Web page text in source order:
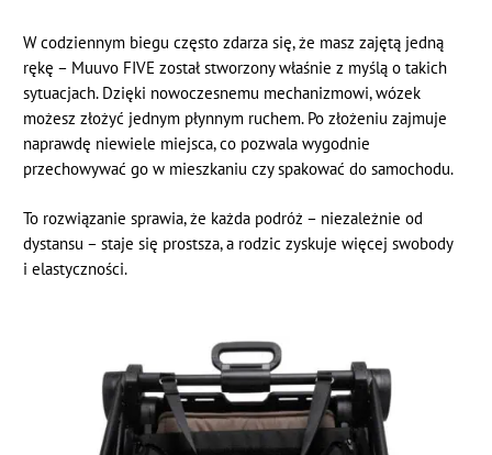
W codziennym biegu często zdarza się, że masz zajętą jedną
rękę – Muuvo FIVE został stworzony właśnie z myślą o takich
sytuacjach. Dzięki nowoczesnemu mechanizmowi, wózek
możesz złożyć jednym płynnym ruchem. Po złożeniu zajmuje
naprawdę niewiele miejsca, co pozwala wygodnie
przechowywać go w mieszkaniu czy spakować do samochodu.
To rozwiązanie sprawia, że każda podróż – niezależnie od
dystansu – staje się prostsza, a rodzic zyskuje więcej swobody
i elastyczności.